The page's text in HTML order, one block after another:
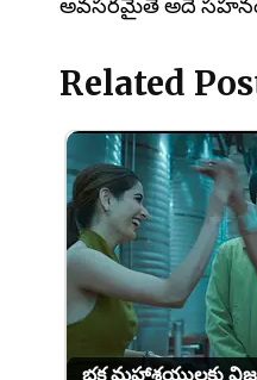
అవసరమైతే అదే సహనం
Related
భక్త మహాశయులకు